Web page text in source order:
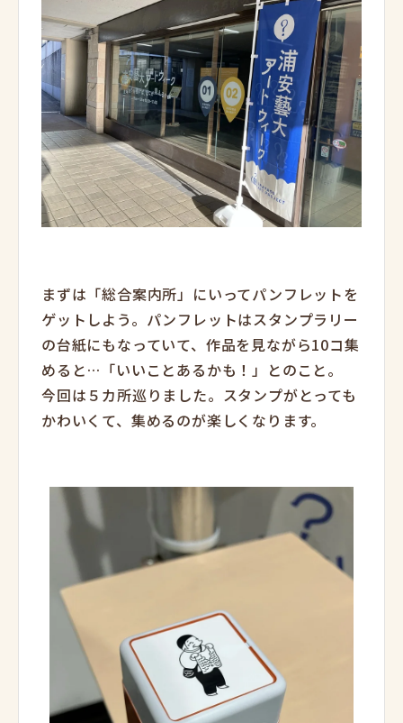
まずは「総合案内所」にいってパンフレットを
ゲットしよう。パンフレットはスタンプラリー
の台紙にもなっていて、作品を見ながら10コ集
めると…「いいことあるかも！」とのこと。
今回は５カ所巡りました。スタンプがとっても
かわいくて、集めるのが楽しくなります。